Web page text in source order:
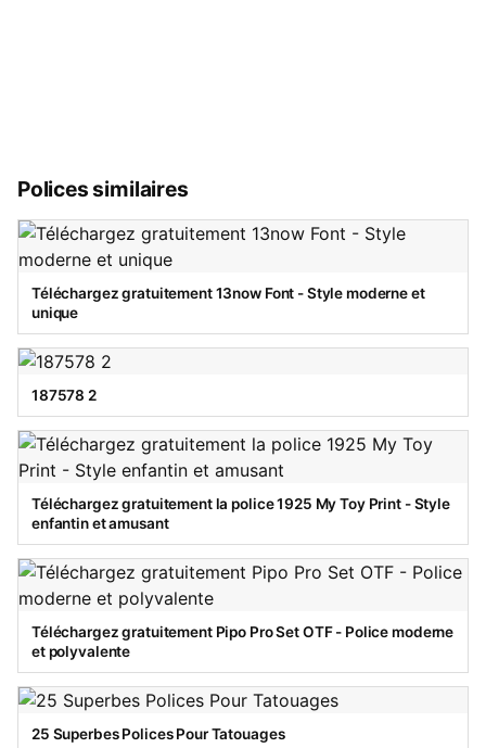
Polices similaires
Téléchargez gratuitement 13now Font - Style moderne et
unique
187578 2
Téléchargez gratuitement la police 1925 My Toy Print - Style
enfantin et amusant
Téléchargez gratuitement Pipo Pro Set OTF - Police moderne
et polyvalente
25 Superbes Polices Pour Tatouages